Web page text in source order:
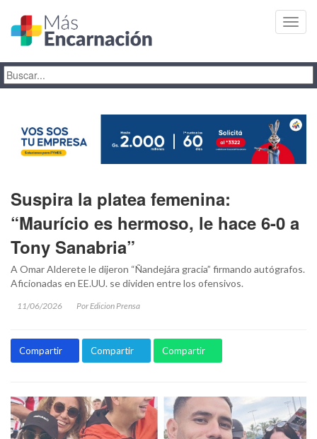
Suspira la platea femenina:
“Maurício es hermoso, le hace 6-0 a
Tony Sanabria”
A Omar Alderete le dijeron “Ñandejára gracia” firmando autógrafos.
Aficionadas en EE.UU. se dividen entre los ofensivos.
11/06/2026 Por Edicion Prensa
Compartir Compartir Compartir